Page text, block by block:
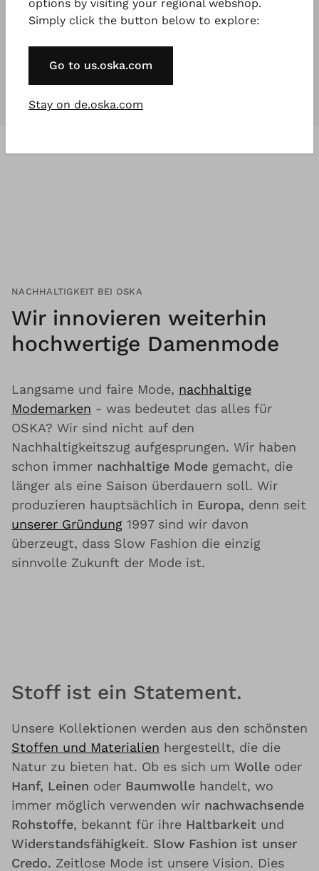
Unsere Kollektionensind fürjeden
der etwas Besonderes will.
NACHHALTIGKEIT BEI OSKA
Wir innovieren weiterhin
hochwertige Damenmode
Langsame und faire Mode, nachhaltige
Modemarken - was bedeutet das alles für
OSKA? Wir sind nicht auf den
Nachhaltigkeitszug aufgesprungen. Wir haben
schon immer nachhaltige Mode gemacht, die
länger als eine Saison überdauern soll. Wir
produzieren hauptsächlich in Europa, denn seit
unserer Gründung 1997 sind wir davon
überzeugt, dass Slow Fashion die einzig
sinnvolle Zukunft der Mode ist.
Stoff ist ein Statement.
Unsere Kollektionen werden aus den schönsten
Stoffen und Materialien hergestellt, die die
Natur zu bieten hat. Ob es sich um Wolle oder
Hanf, Leinen oder Baumwolle handelt, wo
immer möglich verwenden wir nachwachsende
Rohstoffe, bekannt für ihre Haltbarkeit und
Widerstandsfähigkeit. Slow Fashion ist unser
Credo. Zeitlose Mode ist unsere Vision. Dies
options by visiting your regional webshop.
Simply click the button below to explore:
Go to us.oska.com
Stay on de.oska.com